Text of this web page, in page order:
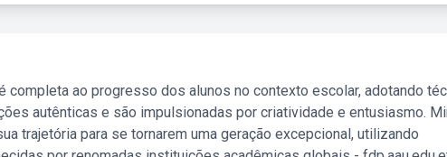
completa ao progresso dos alunos no contexto escolar, adotando
autênticas e são impulsionadas por criatividade e entusiasmo.
trajetória para se tornarem uma geração excepcional, utilizando